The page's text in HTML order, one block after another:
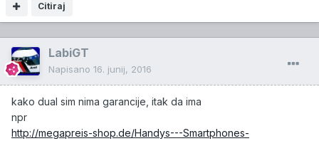
Citiraj
LabiGT
Napisano 16. junij, 2016
kako dual sim nima garancije, itak da ima
npr
http://megapreis-shop.de/Handys---Smartphones-